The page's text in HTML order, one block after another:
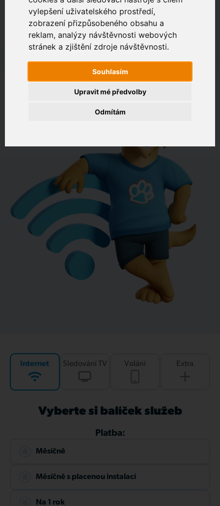
vylepšení uživatelského prostředí,
zobrazení přizpůsobeného obsahu a
reklam, analýzy návštěvnosti webových
stránek a zjištění zdroje návštěvnosti.
Souhlasím
Odmítám
Upravit mé předvolby
Zákaznický portál
Jak rychlé je připojení na vaší adrese?
Internet Sledování TV Volání Extra
Vyberte si balíček služeb
Platba:
Měsíčně
Měsíčně s placenou instalací
Na 1 rok